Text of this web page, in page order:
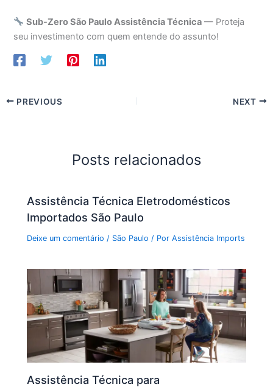
Sub-Zero São Paulo Assistência Técnica — Proteja
seu investimento com quem entende do assunto!
PREVIOUS NEXT
Posts relacionados
Assistência Técnica Eletrodomésticos
Importados São Paulo
Deixe um comentário / São Paulo / PorAssistência Imports
Assistência Técnica para